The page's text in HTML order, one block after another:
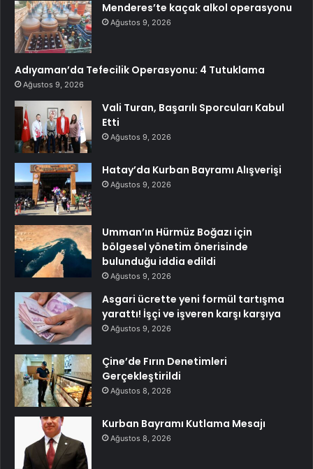
Menderes’te kaçak alkol operasyonu
Ağustos 9, 2026
Adıyaman’da Tefecilik Operasyonu: 4 Tutuklama
Ağustos 9, 2026
Vali Turan, Başarılı Sporcuları Kabul
Etti
Ağustos 9, 2026
Hatay’da Kurban Bayramı Alışverişi
Ağustos 9, 2026
Umman’ın Hürmüz Boğazı için
bölgesel yönetim önerisinde
bulunduğu iddia edildi
Ağustos 9, 2026
Asgari ücrette yeni formül tartışma
yarattı! İşçi ve işveren karşı karşıya
Ağustos 9, 2026
Çine’de Fırın Denetimleri
Gerçekleştirildi
Ağustos 8, 2026
Kurban Bayramı Kutlama Mesajı
Ağustos 8, 2026